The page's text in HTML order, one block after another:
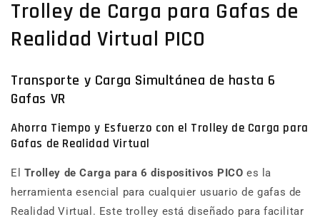
Trolley de Carga para Gafas de
Realidad Virtual PICO
Transporte y Carga Simultánea de hasta 6
Gafas VR
Ahorra Tiempo y Esfuerzo con el Trolley de Carga para
Gafas de Realidad Virtual
El Trolley de Carga para 6 dispositivos PICO es la
herramienta esencial para cualquier usuario de gafas de
Realidad Virtual. Este trolley está diseñado para facilitar